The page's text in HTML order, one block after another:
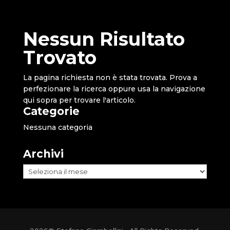
Nessun Risultato
Trovato
La pagina richiesta non è stata trovata. Prova a
perfezionare la ricerca oppure usa la navigazione
qui sopra per trovare l'articolo.
Categorie
Nessuna categoria
Archivi
Archivi